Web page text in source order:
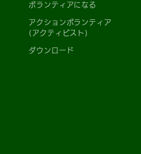
ボランティアになる
アクションボランティア
(アクティビスト)
ダウンロード